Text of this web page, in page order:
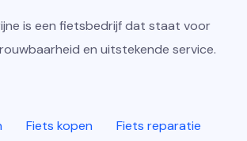
is een fietsbedrijf dat staat voor
en uitstekende service.
Fiets kopen Fiets reparatie